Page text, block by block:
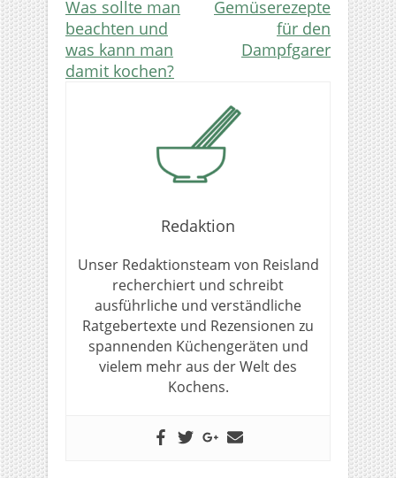
Was sollte man
beachten und
was kann man
damit kochen?
Gemüserezepte
für den
Dampfgarer
Redaktion
Unser Redaktionsteam von Reisland
recherchiert und schreibt
ausführliche und verständliche
Ratgebertexte und Rezensionen zu
spannenden Küchengeräten und
vielem mehr aus der Welt des
Kochens.